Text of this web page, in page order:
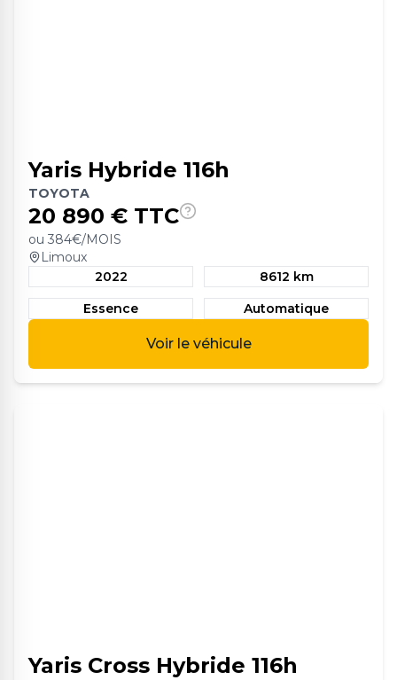
Yaris Hybride 116h
TOYOTA
20 890 € TTC
ou 384€/MOIS
Limoux
2022
8612 km
Essence
Automatique
Voir le véhicule
Yaris Cross Hybride 116h